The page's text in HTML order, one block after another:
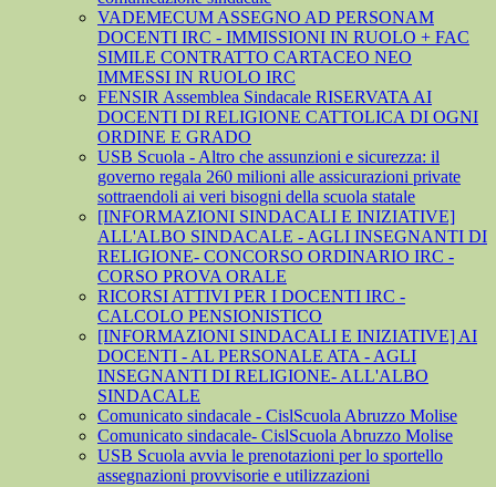
VADEMECUM ASSEGNO AD PERSONAM
DOCENTI IRC - IMMISSIONI IN RUOLO + FAC
SIMILE CONTRATTO CARTACEO NEO
IMMESSI IN RUOLO IRC
FENSIR Assemblea Sindacale RISERVATA AI
DOCENTI DI RELIGIONE CATTOLICA DI OGNI
ORDINE E GRADO
USB Scuola - Altro che assunzioni e sicurezza: il
governo regala 260 milioni alle assicurazioni private
sottraendoli ai veri bisogni della scuola statale
[INFORMAZIONI SINDACALI E INIZIATIVE]
ALL'ALBO SINDACALE - AGLI INSEGNANTI DI
RELIGIONE- CONCORSO ORDINARIO IRC -
CORSO PROVA ORALE
RICORSI ATTIVI PER I DOCENTI IRC -
CALCOLO PENSIONISTICO
[INFORMAZIONI SINDACALI E INIZIATIVE] AI
DOCENTI - AL PERSONALE ATA - AGLI
INSEGNANTI DI RELIGIONE- ALL'ALBO
SINDACALE
Comunicato sindacale - CislScuola Abruzzo Molise
Comunicato sindacale- CislScuola Abruzzo Molise
USB Scuola avvia le prenotazioni per lo sportello
assegnazioni provvisorie e utilizzazioni